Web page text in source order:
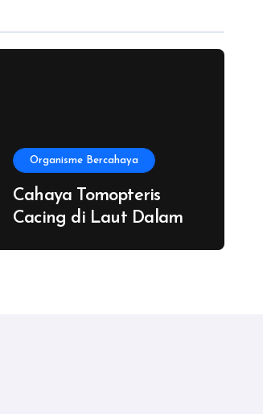
Organisme Bercahaya
Cahaya Tomopteris
Cacing di Laut Dalam